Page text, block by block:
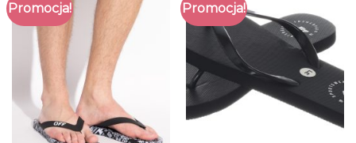
Promocja! Promocja!